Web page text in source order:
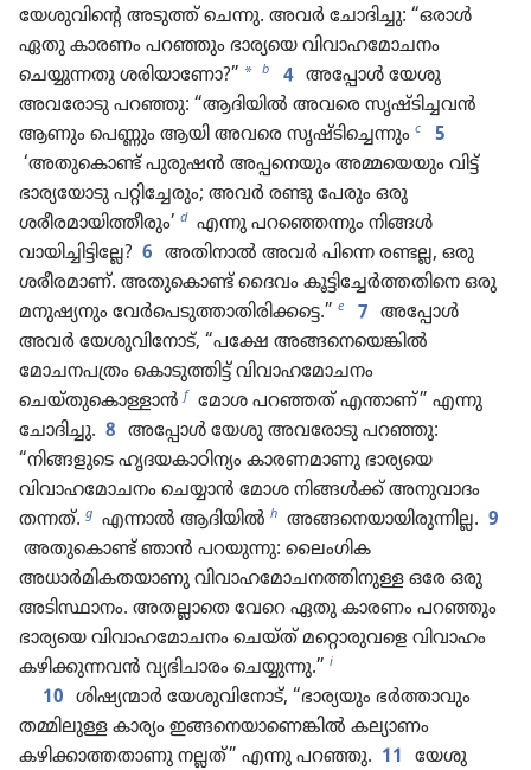
യേശുവിന്റെ അടുത്ത്‌ ചെന്നു. അവർ ചോദിച്ചു: “ഒരാൾ
ഏതു കാരണം പറഞ്ഞും ഭാര്യയെ വിവാഹമോചനം
ചെയ്യുന്നതു ശരിയാണോ?” * b 4 അപ്പോൾ യേശു
അവരോടു പറഞ്ഞു: “ആദിയിൽ അവരെ സൃഷ്ടിച്ചവൻ
ആണും പെണ്ണും ആയി അവരെ സൃഷ്ടിച്ചെന്നും c
5
‘അതുകൊണ്ട്‌ പുരുഷൻ അപ്പനെയും അമ്മയെയും വിട്ട്‌
ഭാര്യയോടു പറ്റിച്ചേരും; അവർ രണ്ടു പേരും ഒരു
ശരീരമായിത്തീരും’ d എന്നു പറഞ്ഞെന്നും നിങ്ങൾ
വായിച്ചിട്ടില്ലേ? 6 അതിനാൽ അവർ പിന്നെ രണ്ടല്ല, ഒരു
ശരീരമാണ്‌. അതുകൊണ്ട്‌ ദൈവം കൂട്ടിച്ചേർത്തതിനെ ഒരു
മനുഷ്യനും വേർപെടുത്താതിരിക്കട്ടെ.” e 7 അപ്പോൾ
അവർ യേശുവിനോട്‌, “പക്ഷേ അങ്ങനെയെങ്കിൽ
മോചനപത്രം കൊടുത്തിട്ട്‌ വിവാഹമോചനം
ചെയ്‌തുകൊള്ളാൻ f മോശ പറഞ്ഞത്‌ എന്താണ്‌ ” എന്നു
ചോദിച്ചു. 8 അപ്പോൾ യേശു അവരോടു പറഞ്ഞു:
“നിങ്ങളുടെ ഹൃദയകാഠിന്യം കാരണമാണു ഭാര്യയെ
വിവാഹമോചനം ചെയ്യാൻ മോശ നിങ്ങൾക്ക്‌ അനുവാദം
തന്നത്‌. g എന്നാൽ ആദിയിൽ h അങ്ങനെയായിരുന്നില്ല. 9
അതുകൊണ്ട്‌ ഞാൻ പറയുന്നു: ലൈംഗിക
അധാർമികതയാണു വിവാഹമോചനത്തിനുള്ള ഒരേ ഒരു
അടിസ്ഥാനം. അതല്ലാതെ വേറെ ഏതു കാരണം പറഞ്ഞും
ഭാര്യയെ വിവാഹമോചനം ചെയ്‌ത്‌ മറ്റൊരുവളെ വിവാഹം
കഴിക്കുന്നവൻ വ്യഭിചാരം ചെയ്യുന്നു.” i
10 ശിഷ്യന്മാർ യേശുവിനോട്‌, “ഭാര്യയും ഭർത്താവും
തമ്മിലുള്ള കാര്യം ഇങ്ങനെയാണെങ്കിൽ കല്യാണം
കഴിക്കാത്തതാണു നല്ലത്‌ ” എന്നു പറഞ്ഞു. 11 യേശു